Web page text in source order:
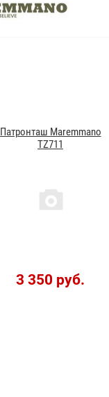
Патронташ Maremmano
TZ711
3 350 руб.